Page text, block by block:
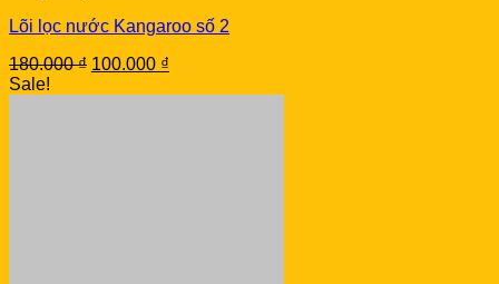
Lõi lọc nước Kangaroo số 2
180.000₫ Original
100.000 ₫
Sale!